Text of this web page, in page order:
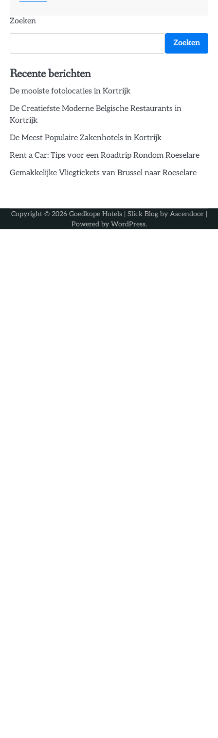
Zoeken
Zoeken
Recente berichten
De mooiste fotolocaties in Kortrijk
De Creatiefste Moderne Belgische Restaurants in
Kortrijk
De Meest Populaire Zakenhotels in Kortrijk
Rent a Car: Tips voor een Roadtrip Rondom Roeselare
Gemakkelijke Vliegtickets van Brussel naar Roeselare
Copyright © 2026 Goedkope Hotels| Slick Blog by Ascendoor|
Powered by WordPress.